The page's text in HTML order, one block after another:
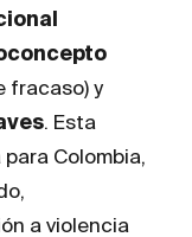
fracaso) y
. Esta
Colombia,
a violencia